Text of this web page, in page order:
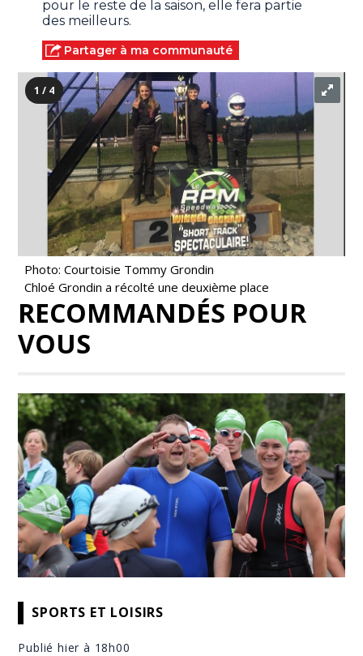
pour le reste de la saison, elle fera partie
des meilleurs.
Partager à ma communauté
1 / 4
Photo: Courtoisie Tommy Grondin
Chloé Grondin a récolté une deuxième place
RECOMMANDÉS POUR
VOUS
SPORTS ET LOISIRS
Publié hier à 18h00